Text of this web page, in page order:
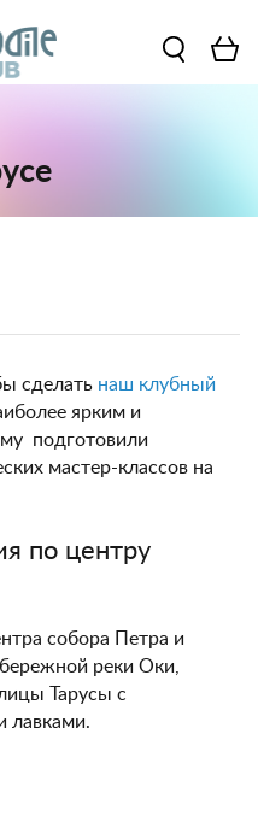
сделать наш клубный
ярким и
подготовили
мастер-классов на
по центру
собора Петра и
реки Оки,
Тарусы с
лавками.